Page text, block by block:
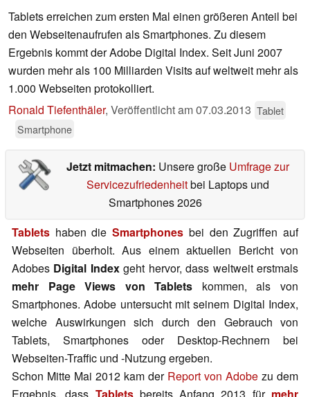
Tablets erreichen zum ersten Mal einen größeren Anteil bei
den Webseitenaufrufen als Smartphones. Zu diesem
Ergebnis kommt der Adobe Digital Index. Seit Juni 2007
wurden mehr als 100 Milliarden Visits auf weltweit mehr als
1.000 Webseiten protokolliert.
Ronald Tiefenthäler, Veröffentlicht am07.03.2013 Tablet
Smartphone
Jetzt mitmachen: Unsere große Umfrage zur
Servicezufriedenheitbei Laptops und
Smartphones 2026
Tablets haben dieSmartphones bei den Zugriffen auf
Webseiten überholt. Aus einem aktuellen Bericht von
Adobes Digital Indexgeht hervor, dass weltweit erstmals
mehr Page Views von Tablets
kommen, als von
Smartphones. Adobe untersucht mit seinem Digital Index,
welche Auswirkungen sich durch den Gebrauch von
Tablets, Smartphones oder Desktop-Rechnern bei
Webseiten-Traffic und -Nutzung ergeben.
Schon Mitte Mai 2012 kam der Report von Adobe zu dem